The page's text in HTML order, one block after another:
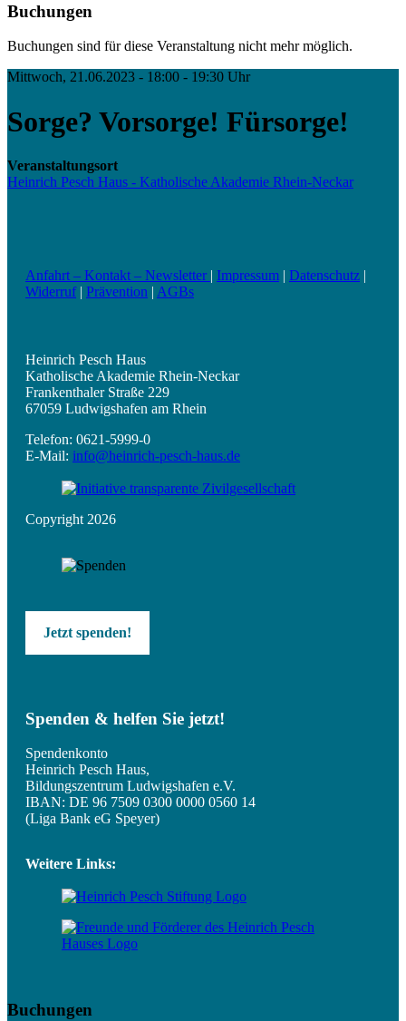
Buchungen
Buchungen sind für diese Veranstaltung nicht mehr möglich.
Mittwoch, 21.06.2023 - 18:00 - 19:30 Uhr
Sorge? Vorsorge! Fürsorge!
Veranstaltungsort
Heinrich Pesch Haus - Katholische Akademie Rhein-Neckar
Anfahrt – Kontakt – Newsletter | Impressum | Datenschutz |
Widerruf| Prävention | AGBs
Heinrich Pesch Haus
Katholische Akademie Rhein-Neckar
Frankenthaler Straße 229
67059 Ludwigshafen am Rhein
Telefon: 0621-5999-0
E-Mail: info@heinrich-pesch-haus.de
Copyright 2026
Jetzt spenden!
Spenden & helfen Sie jetzt!
Spendenkonto
Heinrich Pesch Haus,
Bildungszentrum Ludwigshafen e.V.
IBAN: DE 96 7509 0300 0000 0560 14
(Liga Bank eG Speyer)
Weitere Links:
Buchungen